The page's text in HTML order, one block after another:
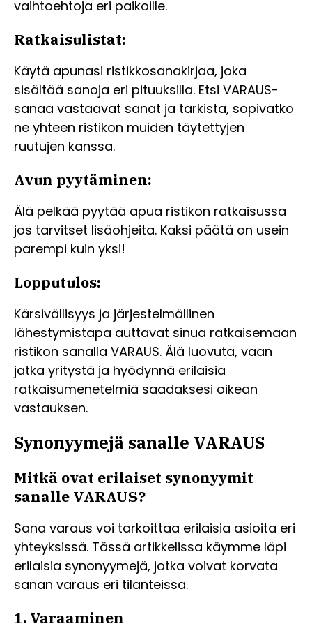
vaihtoehtoja eri paikoille.
Ratkaisulistat:
Käytä apunasi ristikkosanakirjaa, joka
sisältää sanoja eri pituuksilla. Etsi VARAUS-
sanaa vastaavat sanat ja tarkista, sopivatko
ne yhteen ristikon muiden täytettyjen
ruutujen kanssa.
Avun pyytäminen:
Älä pelkää pyytää apua ristikon ratkaisussa
jos tarvitset lisäohjeita. Kaksi päätä on usein
parempi kuin yksi!
Lopputulos:
Kärsivällisyys ja järjestelmällinen
lähestymistapa auttavat sinua ratkaisemaan
ristikon sanalla VARAUS. Älä luovuta, vaan
jatka yritystä ja hyödynnä erilaisia
ratkaisumenetelmiä saadaksesi oikean
vastauksen.
Synonyymejä sanalle VARAUS
Mitkä ovat erilaiset synonyymit
sanalle VARAUS?
Sana varaus voi tarkoittaa erilaisia asioita eri
yhteyksissä. Tässä artikkelissa käymme läpi
erilaisia synonyymejä, jotka voivat korvata
sanan varaus eri tilanteissa.
1. Varaaminen